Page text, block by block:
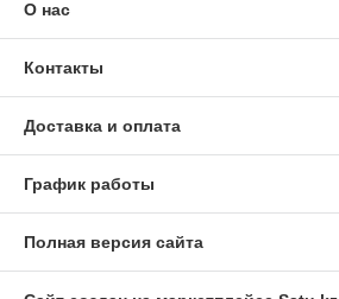
О нас
Контакты
Доставка и оплата
График работы
Полная версия сайта